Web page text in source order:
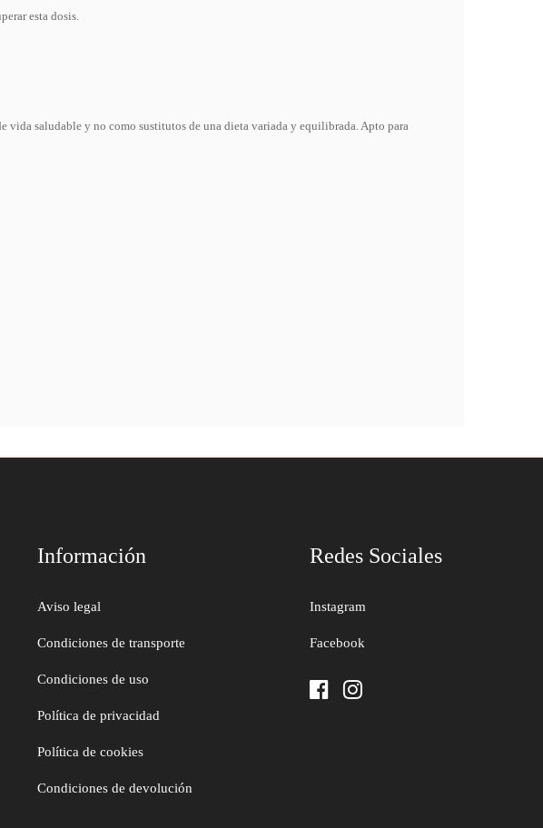
esta dosis.
vida saludable y no como sustitutos de una dieta variada y equilibrada. Apto para
Información
Aviso legal
Condiciones de transporte
Condiciones de uso
Política de privacidad
Política de cookies
Condiciones de devolución
Redes Sociales
Instagram
Facebook